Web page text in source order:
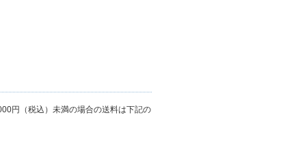
円（税込）未満の場合の送料は下記の